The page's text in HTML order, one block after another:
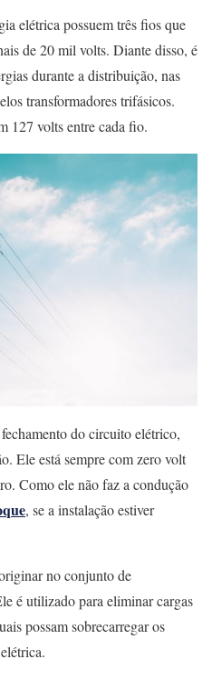
elétrica possuem três fios que
de 20 mil volts. Diante disso, é
durante a distribuição, nas
transformadores trifásicos.
127 volts entre cada fio.
do circuito elétrico,
Ele está sempre com zero volt
Como ele não faz a condução
, se a instalação estiver
no conjunto de
é utilizado para eliminar cargas
possam sobrecarregar os